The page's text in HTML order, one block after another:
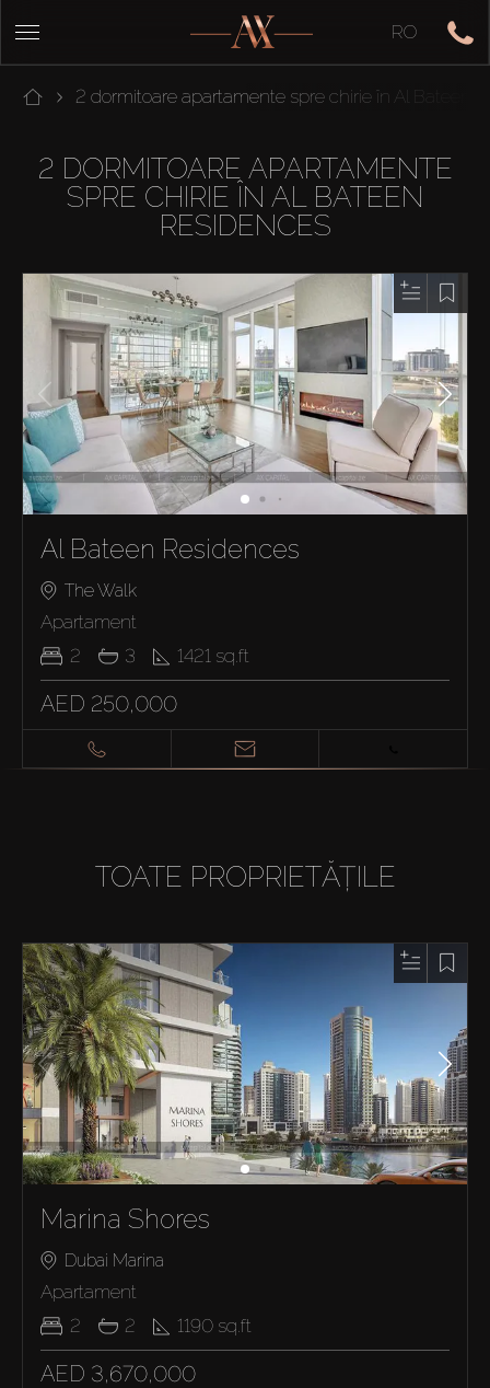
RO
2 dormitoare apartamente spre chirie în Al Bateen
2 DORMITOARE APARTAMENTE
SPRE CHIRIE ÎN AL BATEEN
RESIDENCES
Al Bateen Residences
The Walk
Apartament
2
3 1421 sq.ft
AED 250,000
TOATE PROPRIETĂȚILE
Marina Shores
Dubai Marina
Apartament
2
2 1190 sq.ft
AED 3,670,000